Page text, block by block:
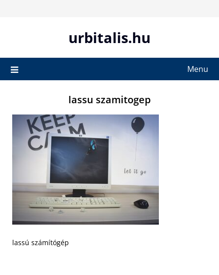
urbitalis.hu
Menu
lassu szamitogep
lassú számítógép